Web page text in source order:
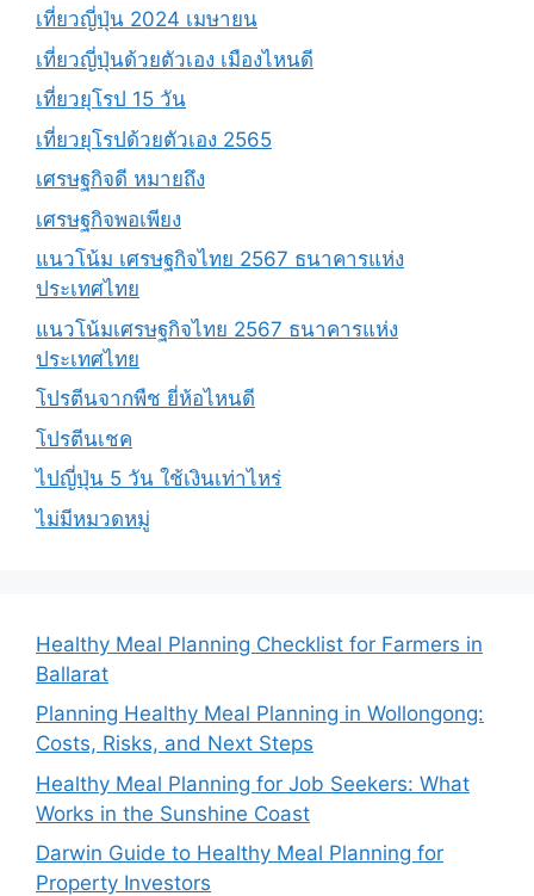
เที่ยวญี่ปุ่น 2024 เมษายน
เที่ยวญี่ปุ่นด้วยตัวเอง เมืองไหนดี
เที่ยวยุโรป 15 วัน
เที่ยวยุโรปด้วยตัวเอง 2565
เศรษฐกิจดี หมายถึง
เศรษฐกิจพอเพียง
แนวโน้ม เศรษฐกิจไทย 2567 ธนาคารแห่ง
ประเทศไทย
แนวโน้มเศรษฐกิจไทย 2567 ธนาคารแห่ง
ประเทศไทย
โปรตีนจากพืช ยี่ห้อไหนดี
โปรตีนเชค
ไปญี่ปุ่น 5 วัน ใช้เงินเท่าไหร่
ไม่มีหมวดหมู่
Healthy Meal Planning Checklist for Farmers in
Ballarat
Planning Healthy Meal Planning in Wollongong:
Costs, Risks, and Next Steps
Healthy Meal Planning for Job Seekers: What
Works in the Sunshine Coast
Darwin Guide to Healthy Meal Planning for
Property Investors